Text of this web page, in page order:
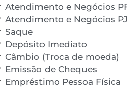
Atendimento e Negócios
Atendimento e Negócios PJ
Saque
Depósito Imediato
Câmbio (Troca de moeda)
Emissão de Cheques
Empréstimo Pessoa Física